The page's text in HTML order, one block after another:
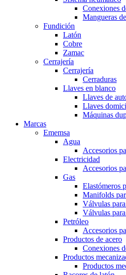
Conexiones
Mangueras
Fundición
Latón
Cobre
Zamac
Cerrajería
Cerrajería
Cerraduras
Llaves en blanco
Llaves de
Llaves
Máquinas
Marcas
Ememsa
Agua
Accesorios
Electricidad
Accesorios
Gas
Elastómeros
Manifolds
Válvulas
Válvulas
Petróleo
Accesorios
Productos de acero
Conexiones
Productos
Productos